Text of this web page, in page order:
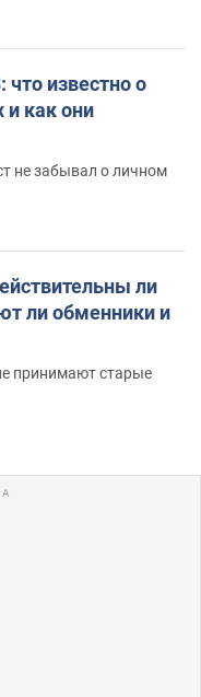
известно о
и как они
не забывал о личном
ли
ли обменники и
принимают старые